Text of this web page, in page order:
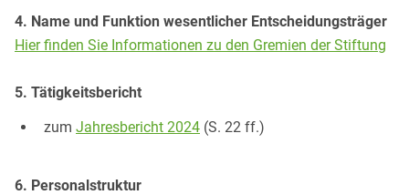
4. Name und Funktion wesentlicher Entscheidungsträger
Hier finden Sie Informationen zu den Gremien der Stiftung
5. Tätigkeitsbericht
zum Jahresbericht 2024 (S. 22 ff.)
6. Personalstruktur